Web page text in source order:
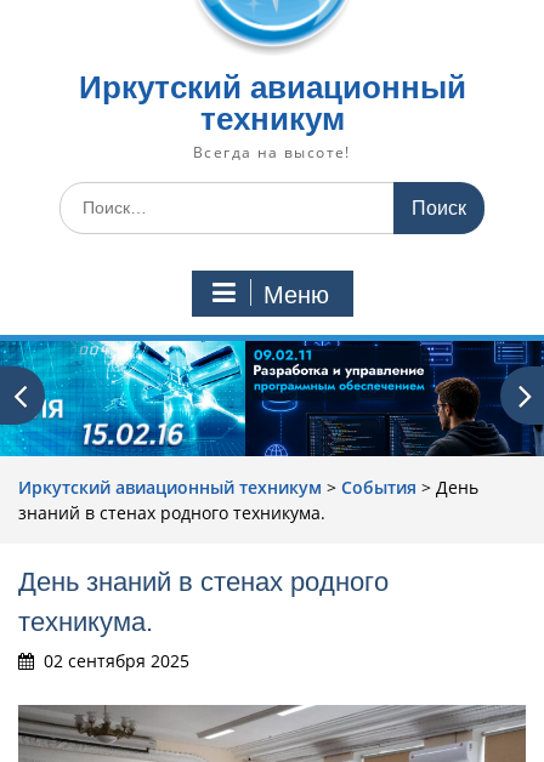
Иркутский авиационный
техникум
Всегда на высоте!
Искать:
Меню
Иркутский авиационный техникум > События > День
знаний в стенах родного техникума.
День знаний в стенах родного
техникума.
02 сентября 2025